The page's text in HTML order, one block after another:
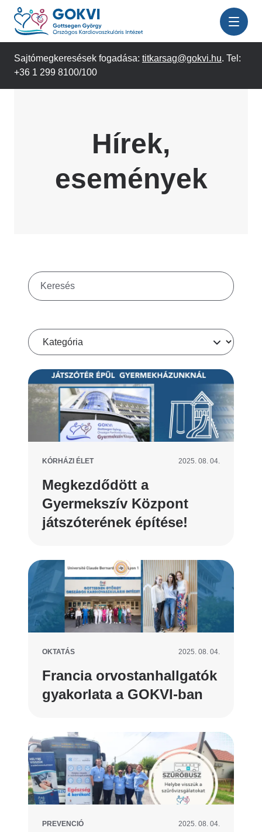
Ugrás
tartalomra
Sajtómegkeresések fogadása: titkarsag@gokvi.hu. Tel:
+36 1 299 8100/100
Hírek,
események
Keresés
Kategória
KÓRHÁZI ÉLET 2025. 08. 04.
Megkezdődött a
Gyermekszív Központ
játszóterének építése!
OKTATÁS 2025. 08. 04.
Francia orvostanhallgatók
gyakorlata a GOKVI-ban
PREVENCIÓ 2025. 08. 04.